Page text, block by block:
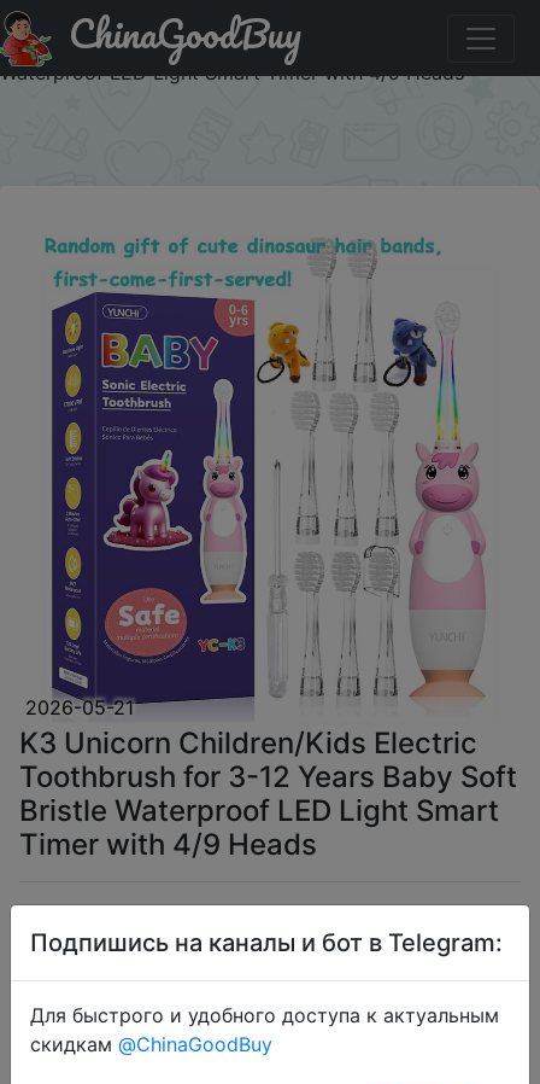
Купить по скидке :SSUA01 K3 Unicorn Children/Kids
Electric Toothbrush for 3-12 Years Baby Soft Bristle
Waterproof LED Light Smart Timer with 4/9 Heads
ChinaGoodBuy
2026-05-21
K3 Unicorn Children/Kids Electric
Toothbrush for 3-12 Years Baby Soft
Bristle Waterproof LED Light Smart
Timer with 4/9 Heads
$9.5
Промокод: "SSUA01"
Подпишись на каналы и бот в Telegram:
Для быстрого и удобного доступа к актуальным
скидкам @ChinaGoodBuy